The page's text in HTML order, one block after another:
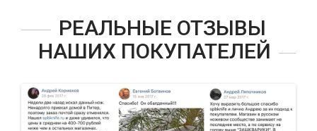
РЕАЛЬНЫЕ ОТЗЫВЫ
НАШИХ ПОКУПАТЕЛЕЙ